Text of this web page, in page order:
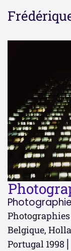
Belgique,
Portugal 1998